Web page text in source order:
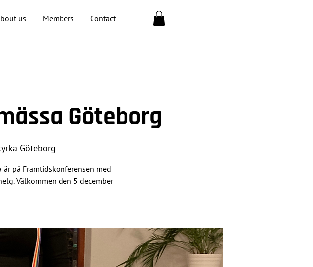
us Members Contact
Göteborg
Göteborg
är på Framtidskonferensen med
Välkommen den 5 december